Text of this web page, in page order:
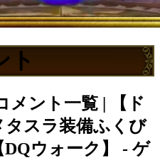
ト
メント一覧 | 【ド
スラ装備ふくび
ウォーク】 - ゲ